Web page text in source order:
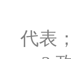
代表